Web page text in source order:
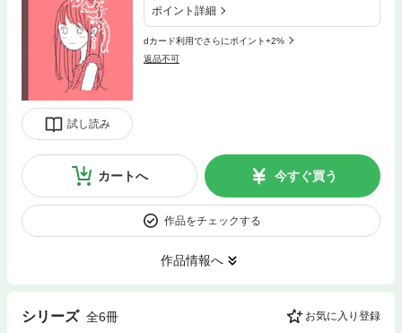
試し読み
ポイント詳細
dカード利用でさらにポイント+2%
返品不可
カートへ 今すぐ買う
作品をチェックする
作品情報へ
シリーズ 全6冊 お気に入り登録